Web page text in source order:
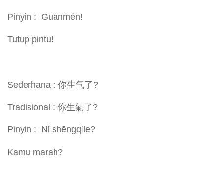
Pinyin : Guānmén!
Tutup pintu!
Sederhana : 你生气了?
Tradisional : 你生氣了?
Pinyin : Nǐ shēngqìle?
Kamu marah?